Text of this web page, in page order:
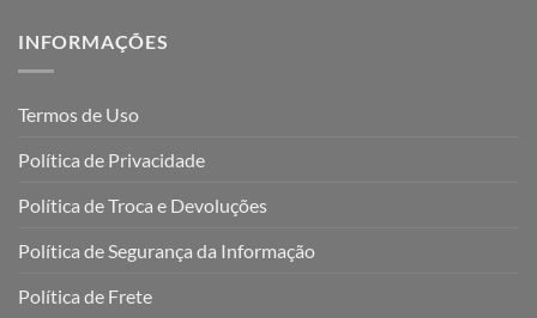
INFORMAÇÕES
Termos de Uso
Política de Privacidade
Política de Troca e Devoluções
Política de Segurança da Informação
Política de Frete